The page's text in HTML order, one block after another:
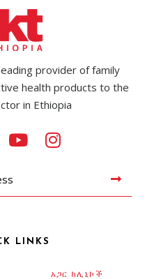
provider of family
health products to the
in Ethiopia
LINKS
አጋር ክሊኒኮች